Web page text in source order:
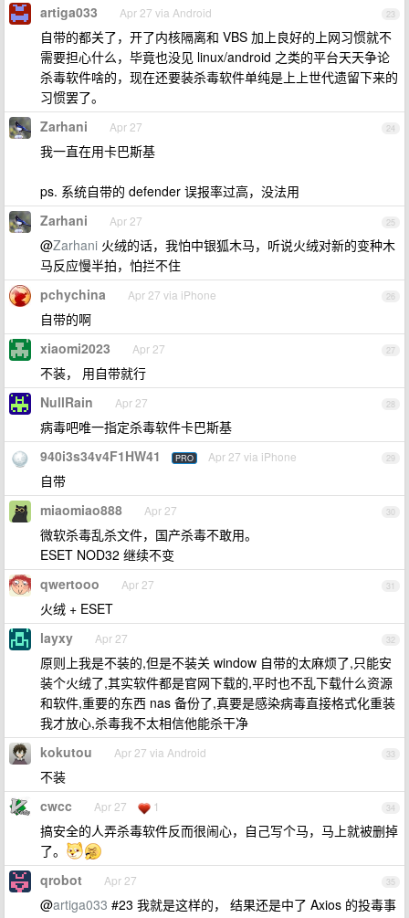
23
artiga033 Apr 27 via Android
自带的都关了，开了内核隔离和 VBS 加上良好的上网习惯就不
需要担心什么，毕竟也没见 linux/android 之类的平台天天争论
杀毒软件啥的，现在还要装杀毒软件单纯是上上世代遗留下来的
习惯罢了。
24
Zarhani Apr 27
我一直在用卡巴斯基
ps. 系统自带的 defender 误报率过高，没法用
25
Zarhani Apr 27
@Zarhani 火绒的话，我怕中银狐木马，听说火绒对新的变种木
马反应慢半拍，怕拦不住
26
pchychina Apr 27 via iPhone
自带的啊
27
xiaomi2023 Apr 27
不装， 用自带就行
28
NullRain Apr 27
病毒吧唯一指定杀毒软件卡巴斯基
29
940i3s34v4F1HW41 PRO Apr 27 via iPhone
自带
30
miaomiao888 Apr 27
微软杀毒乱杀文件，国产杀毒不敢用。
ESET NOD32 继续不变
31
qwertooo Apr 27
火绒 + ESET
32
layxy Apr 27
原则上我是不装的,但是不装关 window 自带的太麻烦了,只能安
装个火绒了,其实软件都是官网下载的,平时也不乱下载什么资源
和软件,重要的东西 nas 备份了,真要是感染病毒直接格式化重装
我才放心,杀毒我不太相信他能杀干净
33
kokutou Apr 27 via Android
不装
34
cwcc Apr 27 1
搞安全的人弄杀毒软件反而很闹心，自己写个马，马上就被删掉
了。
35
qrobot Apr 27
@artiga033 #23 我就是这样的， 结果还是中了 Axios 的投毒事